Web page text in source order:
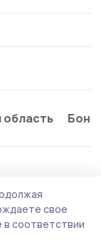
область
по
свое
в соответствии